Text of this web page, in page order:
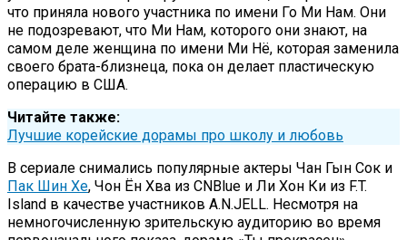
что приняла нового участника по имени Го Ми Нам. Они
не подозревают, что Ми Нам, которого они знают, на
самом деле женщина по имени Ми Нё, которая заменила
своего брата-близнеца, пока он делает пластическую
операцию в США.
Читайте также:
Лучшие корейские дорамы про школу и любовь
В сериале снимались популярные актеры Чан Гын Сок и
Пак Шин Хе, Чон Ён Хва из CNBlue и Ли Хон Ки из F.T.
Island в качестве участников A.N.JELL. Несмотря на
немногочисленную зрительскую аудиторию во время